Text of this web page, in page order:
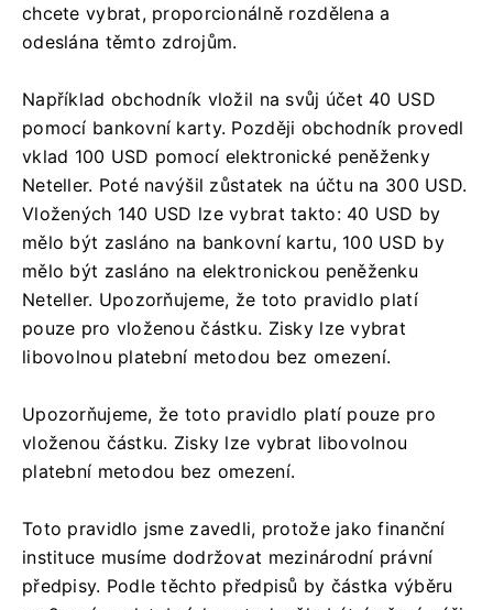
chcete vybrat, proporcionálně rozdělena a
odeslána těmto zdrojům.
Například obchodník vložil na svůj účet 40 USD
pomocí bankovní karty. Později obchodník provedl
vklad 100 USD pomocí elektronické peněženky
Neteller. Poté navýšil zůstatek na účtu na 300 USD.
Vložených 140 USD lze vybrat takto: 40 USD by
mělo být zasláno na bankovní kartu, 100 USD by
mělo být zasláno na elektronickou peněženku
Neteller. Upozorňujeme, že toto pravidlo platí
pouze pro vloženou částku. Zisky lze vybrat
libovolnou platební metodou bez omezení.
Upozorňujeme, že toto pravidlo platí pouze pro
vloženou částku. Zisky lze vybrat libovolnou
platební metodou bez omezení.
Toto pravidlo jsme zavedli, protože jako finanční
instituce musíme dodržovat mezinárodní právní
předpisy. Podle těchto předpisů by částka výběru